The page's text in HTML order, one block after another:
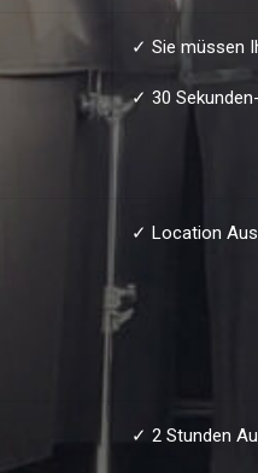
✓ Sie müssen
✓ 30
✓ Location
✓ 2 Stunden